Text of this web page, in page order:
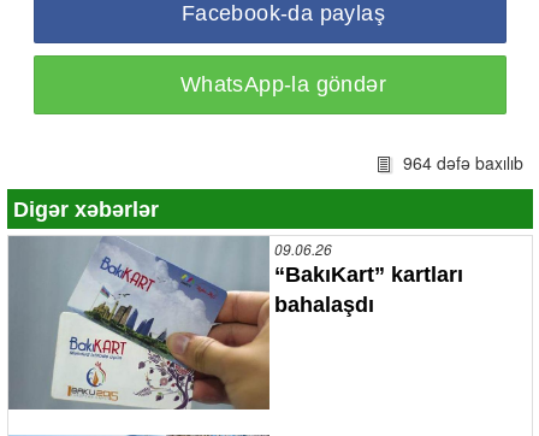
Facebook-da paylaş
WhatsApp-la göndər
964 dəfə baxılıb
Digər xəbərlər
09.06.26
“BakıKart” kartları
bahalaşdı